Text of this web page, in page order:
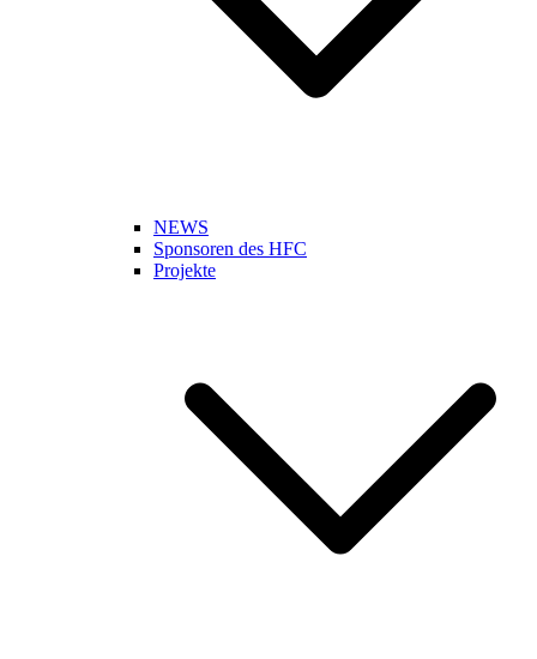
NEWS
Sponsoren des HFC
Projekte